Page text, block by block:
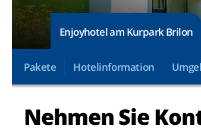
Enjoyhotel am Kurpark Brilon
Pakete Hotelinformation
Nehmen Sie